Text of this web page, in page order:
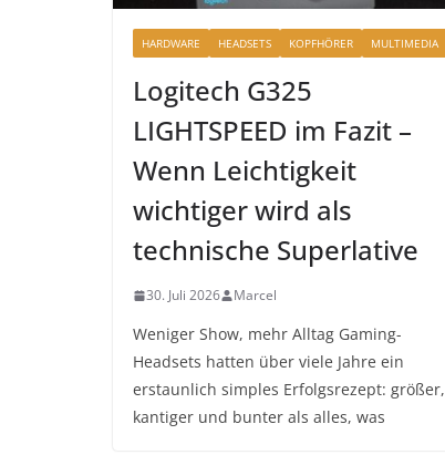
HARDWARE HEADSETS KOPFHÖRER MULTIMEDIA
Logitech G325
LIGHTSPEED im Fazit –
Wenn Leichtigkeit
wichtiger wird als
technische Superlative
30. Juli 2026 Marcel
Weniger Show, mehr Alltag Gaming-
Headsets hatten über viele Jahre ein
erstaunlich simples Erfolgsrezept: größer,
kantiger und bunter als alles, was